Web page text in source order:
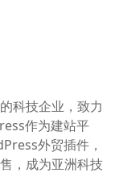
技企业，致力
作为建站平
外贸插件，
，成为亚洲科技